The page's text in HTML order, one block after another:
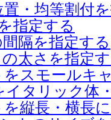
・均等割付
指定する
隔を指定する
太さを指定
スモールキ
タリック体
縦長・横長